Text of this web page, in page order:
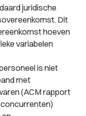
juridische
Dit
hoeven
variabelen
is niet
met
(ACM rapport
concurrenten)